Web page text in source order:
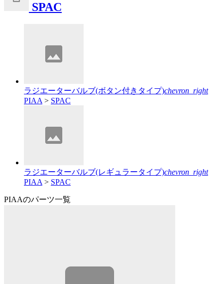
SPAC
ラジエーターバルブ(ボタン付きタイプ)chevron_right
PIAA > SPAC
ラジエーターバルブ(レギュラータイプ)chevron_right
PIAA > SPAC
PIAAのパーツ一覧